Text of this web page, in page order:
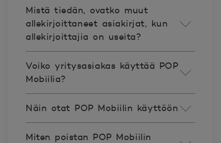
Mistä tiedän, ovatko muut
allekirjoittaneet asiakirjat, kun
allekirjoittajia on useita?
Voiko yritysasiakas käyttää POP
Mobiilia?
Näin otat POP Mobiilin käyttöön
Miten poistan POP Mobiilin